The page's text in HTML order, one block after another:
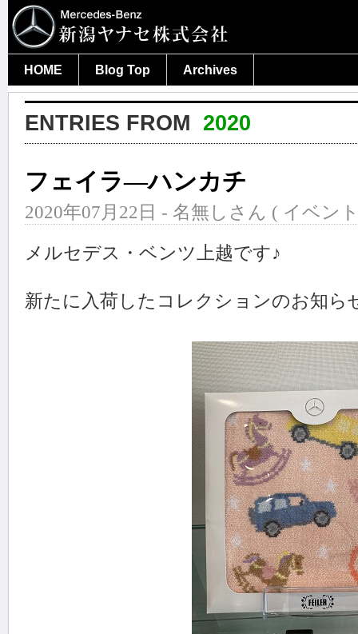
HOME Blog Top Archives
ENTRIES FROM 2020
フェイラ―ハンカチ
2020年07月22日 - 名無しさん ( イベン
メルセデス・ベンツ上越です♪
新たに入荷したコレクションのお知ら